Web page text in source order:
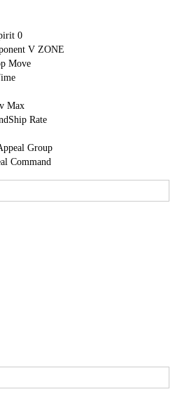
0
V ZONE
Move
Max
Rate
Group
Command